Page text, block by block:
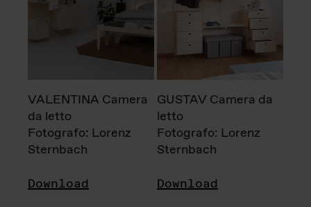
VALENTINA Camera
da letto
Fotografo: Lorenz
Sternbach
Download
GUSTAV Camera da
letto
Fotografo: Lorenz
Sternbach
Download